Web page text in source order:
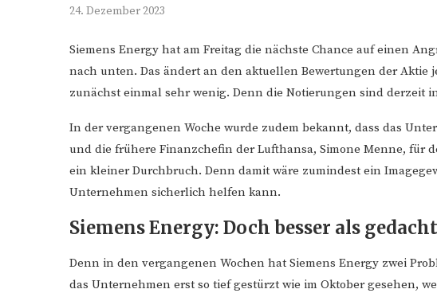
24. Dezember 2023
Siemens Energy hat am Freitag die nächste Chance auf einen
nach unten. Das ändert an den aktuellen Bewertungen der Aktie
zunächst einmal sehr wenig. Denn die Notierungen sind derzeit
In der vergangenen Woche wurde zudem bekannt, dass das
und die frühere Finanzchefin der Lufthansa, Simone Menne, für
ein kleiner Durchbruch. Denn damit wäre zumindest ein
Unternehmen sicherlich helfen kann.
Siemens Energy: Doch besser als gedacht
Denn in den vergangenen Wochen hat Siemens Energy zwei
das Unternehmen erst so tief gestürzt wie im Oktober gesehen,